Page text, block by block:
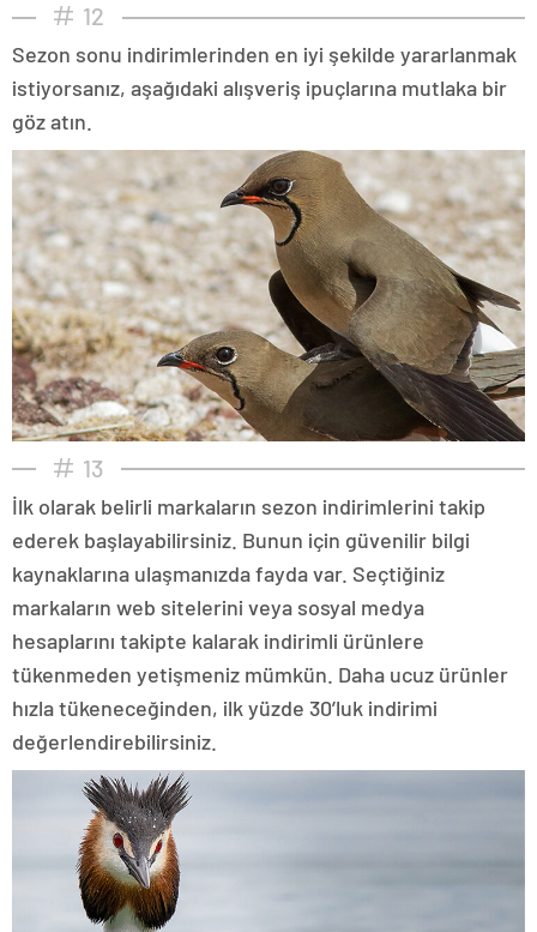
12
Sezon sonu indirimlerinden en iyi şekilde yararlanmak
istiyorsanız, aşağıdaki alışveriş ipuçlarına mutlaka bir
göz atın.
13
İlk olarak belirli markaların sezon indirimlerini takip
ederek başlayabilirsiniz. Bunun için güvenilir bilgi
kaynaklarına ulaşmanızda fayda var. Seçtiğiniz
markaların web sitelerini veya sosyal medya
hesaplarını takipte kalarak indirimli ürünlere
tükenmeden yetişmeniz mümkün. Daha ucuz ürünler
hızla tükeneceğinden, ilk yüzde 30’luk indirimi
değerlendirebilirsiniz.